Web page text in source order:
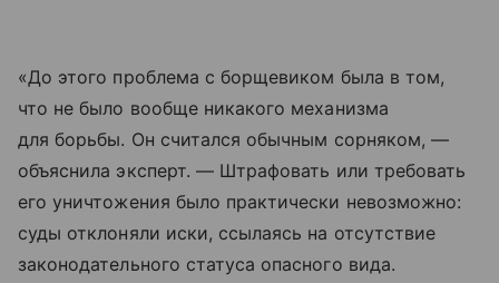
«До этого проблема с борщевиком была в том,
что не было вообще никакого механизма
для борьбы. Он считался обычным сорняком, —
объяснила эксперт. — Штрафовать или требовать
его уничтожения было практически невозможно:
суды отклоняли иски, ссылаясь на отсутствие
законодательного статуса опасного вида.